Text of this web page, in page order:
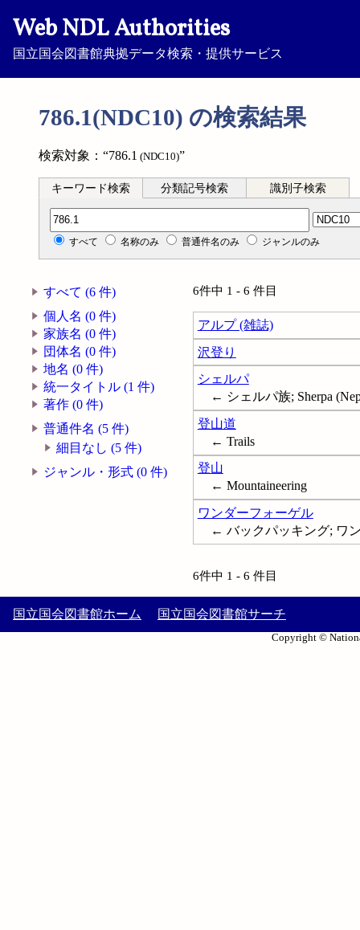
Web NDL Authorities
国立国会図書館典拠データ検索・提供サービス
786.1(NDC10) の検索結果
検索対象：“786.1 (NDC10)”
キーワード検索 分類記号検索 識別子検索
分類記号検索
すべて 名称のみ 普通件名のみ ジャンルのみ
すべて (6 件)
個人名 (0 件)
家族名 (0 件)
団体名 (0 件)
地名 (0 件)
統一タイトル (1 件)
著作 (0 件)
普通件名 (5 件)
細目なし (5 件)
ジャンル・形式 (0 件)
6件中 1 - 6 件目
アルプ (雑誌)
沢登り
シェルパ
← シェルパ族; Sherpa
登山道
← Trails
登山
← Mountaineering
ワンダーフォーゲル
← バックパッキング; ワ
6件中 1 - 6 件目
国立国会図書館ホーム 国立国会図書館サーチ
Copyright ©